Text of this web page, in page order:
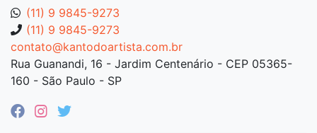
(11) 9 9845-9273
(11) 9 9845-9273
contato@kantodoartista.com.br
Rua Guanandi, 16 - Jardim Centenário - CEP 05365-
160 - São Paulo - SP